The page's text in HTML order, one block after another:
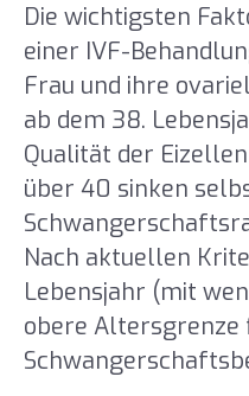
Die wichtigsten
einer IVF-
Frau und ihre
ab dem 38.
Qualität der
über 40 sinken
Nach aktuellen
Lebensjahr (mit
obere